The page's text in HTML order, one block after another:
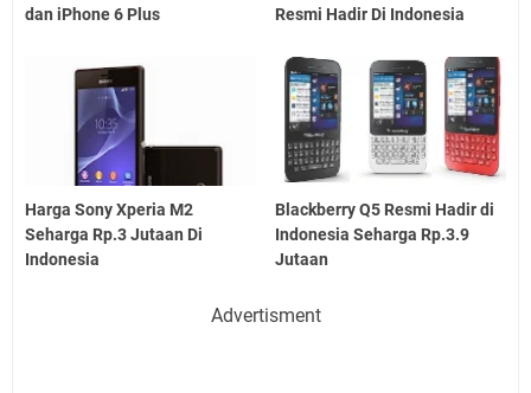
dan iPhone 6 Plus Resmi Hadir Di Indonesia
Harga Sony Xperia M2
Seharga Rp.3 Jutaan Di
Indonesia
Blackberry Q5 Resmi Hadir di
Indonesia Seharga Rp.3.9
Jutaan
Advertisment